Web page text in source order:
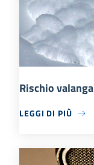
Rischio valanga
LEGGI DI PIÙ